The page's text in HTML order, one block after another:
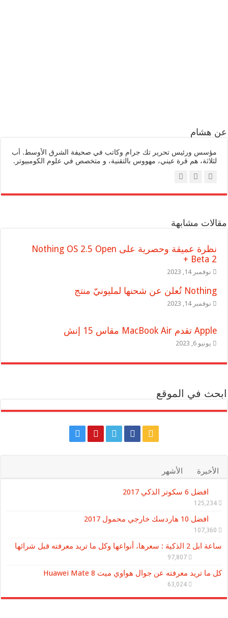
عن هشام
مؤسس ورئيس تحرير تك جرام وكاتب في صحيفة الشرق الأوسط. أب
لثلاثة، هم قرة عيني، مهووس بالتقنية، و متخصص في علوم الكومبيوتر.
مقالات مشابهة
نظرة عميقة وحصرية على Nothing OS 2.5 Open
Beta 2 +
نوفمبر 14, 2023
Nothing تُعلن عن شحنها لمليونيّ منتج
نوفمبر 14, 2023
Apple تقدم MacBook Air مقاس 15 إنش
يونيو 6, 2023
ابحث في الموقع
الأخيرة الأشهر
افضل 6 سكوتر الذكي 2017
125,234
افضل 10 هاردسك خارجي محمول 2017
107,360
ساعة ابل 2 الذكية : سعرها، أنواعها وكل ما تريد معرفته قبل شرائها
97,807
كل ما تريد معرفته عن جوال هواوي ميت Huawei Mate 8
63,024